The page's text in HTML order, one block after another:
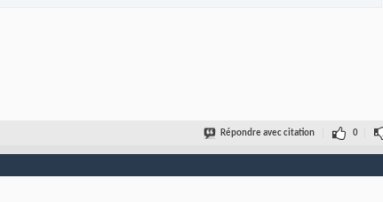
Répondre avec citation 0